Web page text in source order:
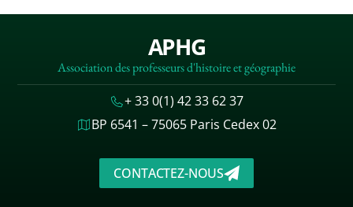
APHG
Association des professeurs d'histoire et géographie
+ 33 0(1) 42 33 62 37
BP 6541 – 75065 Paris Cedex 02
CONTACTEZ-NOUS